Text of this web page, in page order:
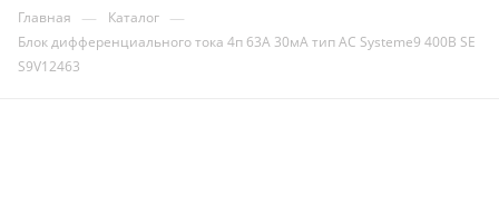
Главная — Каталог —
Блок дифференциального тока 4п 63А 30мА тип AC Systeme9 400В SE
S9V12463